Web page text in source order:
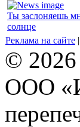
Ты заслоняешь
солнце
Реклама на сайте |
©
ООО